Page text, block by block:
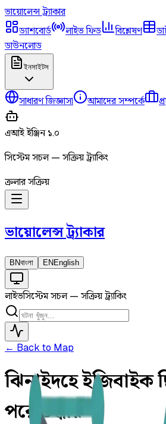
ভায়োলেন্সট্র্যাকার
ড্যাশবোর্ড
লাইভ ফিড বিশ্লেষণ
ডাউনলোড
ইনসাইটস
সাধারণ জিজ্ঞাসা আমাদের সম্পর্কে
এআই ইঞ্জিন ১.০
সিস্টেম সচল — সক্রিয় ট্র্যাকিং
ক্রলার সক্রিয়
ভায়োলেন্সট্র্যাকার
BNবাংলা EN English
লাইভসিস্টেম সচল — সক্রিয় ট্র্যাকিং
← Back to Map
ঝিনাইদহে ইজিবাইক
পরে উদ্ধার